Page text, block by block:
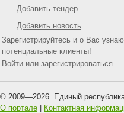
Добавить тендер
Добавить новость
Зарегистрируйтесь и о Вас
потенциальные клиенты!
Войти или зарегистрироваться
© 2009—2026 Единый
О портале
Контактная